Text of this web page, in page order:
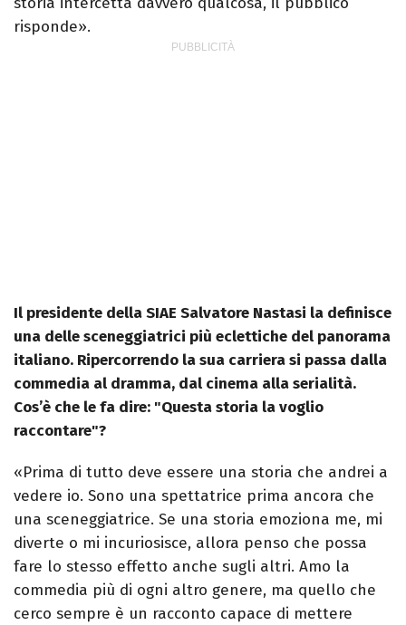
risponde».
Il presidente della SIAE Salvatore Nastasi la definisce
una delle sceneggiatrici più eclettiche del panorama
italiano. Ripercorrendo la sua carriera si passa dalla
commedia al dramma, dal cinema alla serialità.
Cos’è che le fa dire: "Questa storia la voglio
raccontare"?
«Prima di tutto deve essere una storia che andrei a
vedere io. Sono una spettatrice prima ancora che
una sceneggiatrice. Se una storia emoziona me, mi
diverte o mi incuriosisce, allora penso che possa
fare lo stesso effetto anche sugli altri. Amo la
commedia più di ogni altro genere, ma quello che
cerco sempre è un racconto capace di mettere